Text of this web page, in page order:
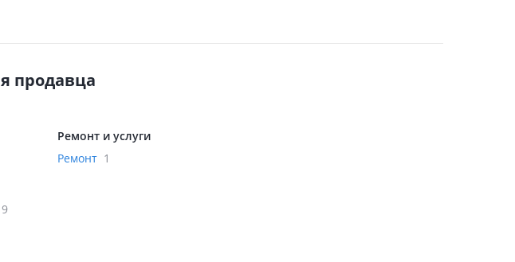
продавца
9
Ремонт и услуги
Ремонт 1